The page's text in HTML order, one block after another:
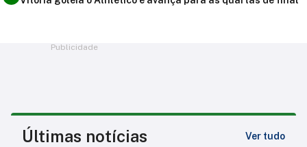
Publicidade
Últimas notícias Ver tudo